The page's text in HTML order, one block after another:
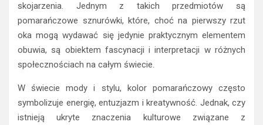
skojarzenia. Jednym z takich przedmiotów są
pomarańczowe sznurówki, które, choć na pierwszy rzut
oka mogą wydawać się jedynie praktycznym elementem
obuwia, są obiektem fascynacji i interpretacji w różnych
społecznościach na całym świecie.
W świecie mody i stylu, kolor pomarańczowy często
symbolizuje energię, entuzjazm i kreatywność. Jednak, czy
istnieją ukryte znaczenia kulturowe związane z